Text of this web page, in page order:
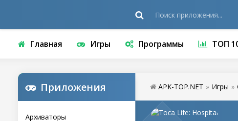
Главная Игры Программы ТОП
Приложения
Архиваторы
APK-TOP.NET » Игры »